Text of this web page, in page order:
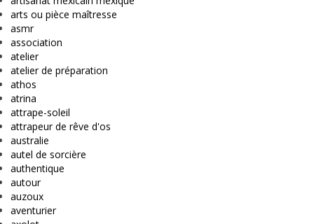
arts ou pièce maîtresse
asmr
association
atelier
atelier de préparation
athos
atrina
attrape-soleil
attrapeur de rêve d'os
australie
autel de sorcière
authentique
autour
auzoux
aventurier